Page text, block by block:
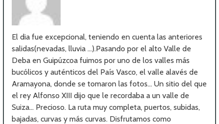
El dia fue excepcional, teniendo en cuenta las anteriores
salidas(nevadas, lluvia …).Pasando por el alto Valle de
Deba en Guipúzcoa fuimos por uno de los valles más
bucólicos y auténticos del País Vasco, el valle alavés de
Aramayona, donde se tomaron las fotos… Un sitio del que
el rey Alfonso XIII dijo que le recordaba a un valle de
Suiza… Precioso. La ruta muy completa, puertos, subidas,
bajadas, curvas y más curvas. Disfrutamos como